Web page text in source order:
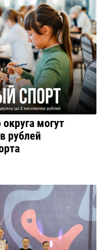
могут
рублей